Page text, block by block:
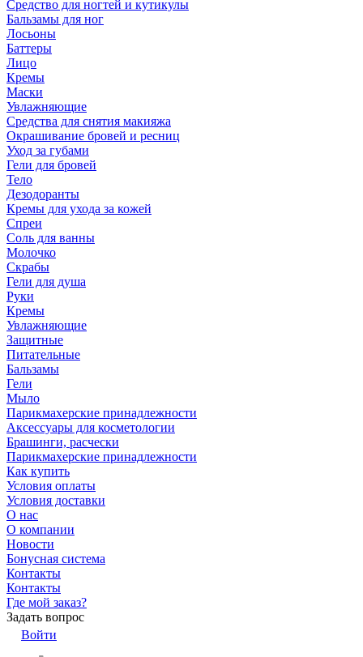
Средство для ногтей и кутикулы
Бальзамы для ног
Лосьоны
Баттеры
Лицо
Кремы
Маски
Увлажняющие
Средства для снятия макияжа
Окрашивание бровей и ресниц
Уход за губами
Гели для бровей
Тело
Дезодоранты
Кремы для ухода за кожей
Спреи
Соль для ванны
Молочко
Скрабы
Гели для душа
Руки
Кремы
Увлажняющие
Защитные
Питательные
Бальзамы
Гели
Мыло
Парикмахерские принадлежности
Аксессуары для косметологии
Брашинги, расчески
Парикмахерские принадлежности
Как купить
Условия оплаты
Условия доставки
О нас
О компании
Новости
Бонусная система
Контакты
Контакты
Где мой заказ?
Задать вопрос
Войти